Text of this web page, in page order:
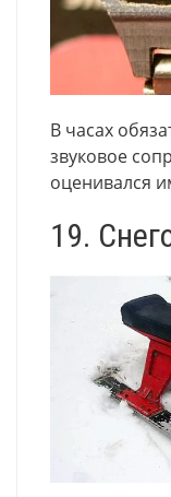
В часах
звуковое
оценивался
19.